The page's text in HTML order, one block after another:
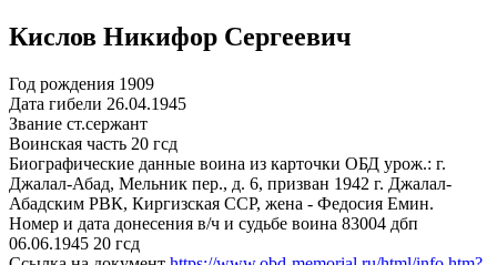
Кислов Никифор Сергеевич
Год рождения 1909
Дата гибели 26.04.1945
Звание ст.сержант
Воинская часть 20 гсд
Биографические данные воина из карточки ОБД урож.: г.
Джалал-Абад, Мельник пер., д. 6, призван 1942 г. Джалал-
Абадским РВК, Киргизская ССР, жена - Федосия Емин.
Номер и дата донесения в/ч и судьбе воина 83004 дбп
06.06.1945 20 гсд